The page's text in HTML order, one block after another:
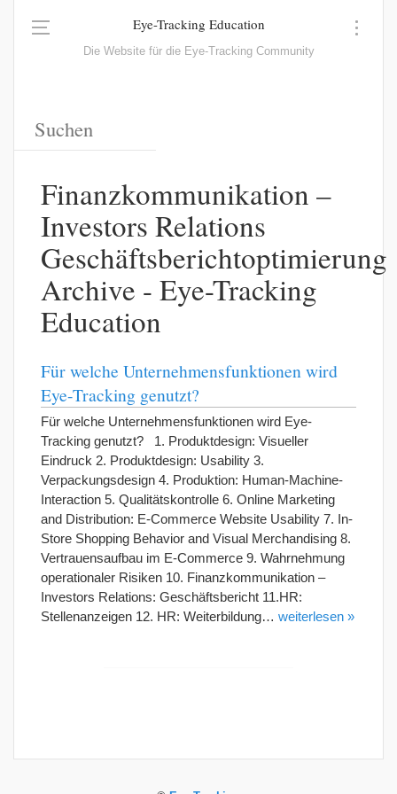
Eye-Tracking Education
Die Website für die Eye-Tracking Community
Finanzkommunikation –
Investors Relations
Geschäftsberichtoptimierung
Archive - Eye-Tracking
Education
Für welche Unternehmensfunktionen wird
Eye-Tracking genutzt?
Für welche Unternehmensfunktionen wird Eye-
Tracking genutzt? 1. Produktdesign: Visueller
Eindruck 2. Produktdesign: Usability 3.
Verpackungsdesign 4. Produktion: Human-Machine-
Interaction 5. Qualitätskontrolle 6. Online Marketing
and Distribution: E-Commerce Website Usability 7. In-
Store Shopping Behavior and Visual Merchandising 8.
Vertrauensaufbau im E-Commerce 9. Wahrnehmung
operationaler Risiken 10. Finanzkommunikation –
Investors Relations: Geschäftsbericht 11.HR:
Stellenanzeigen 12. HR: Weiterbildung… weiterlesen »